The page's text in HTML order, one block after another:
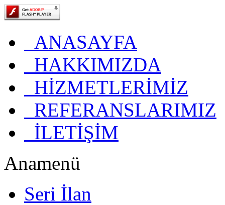
ANASAYFA
HAKKIMIZDA
HİZMETLERİMİZ
REFERANSLARIMIZ
İLETİŞİM
Anamenü
Seri İlan